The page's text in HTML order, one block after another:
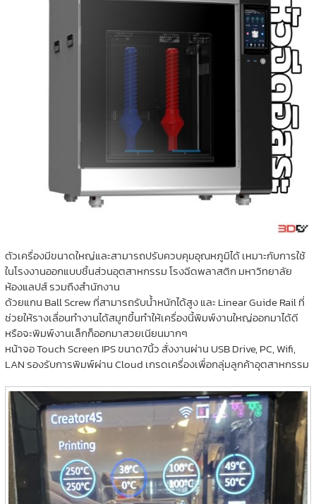
ตัวเครื่องมีขนาดใหญ่และสามารถปรับควบคุมอุณหภูมิได้ เหมาะกับการใช้
ในโรงงานออกแบบชิ้นส่วนอุตสาหกรรม โรงฉีดพลาสติก มหาวิทยาลัย
ห้องแลปส์ รวมถึงสำนักงาน
ด้วยแกน Ball Screw ที่สามารถรับน้ำหนักได้สูง และ Linear Guide Rail ที่
ช่วยให้รางเลื่อนทำงานได้สมูทขึ้นทำให้เครื่องนี้พิมพ์งานใหญ่ออกมาได้ดี
หรือจะพิมพ์งานเล็กก็ออกมาสวยเนียนมากๆ
หน้าจอ Touch Screen IPS ขนาด7นิ้ว สั่งงานผ่าน USB Drive, PC, Wifi,
LAN รองรับการพิมพ์ผ่าน Cloud เกรดเครื่องเพื่อกลุ่มลูกค้าอุตสาหกรรม